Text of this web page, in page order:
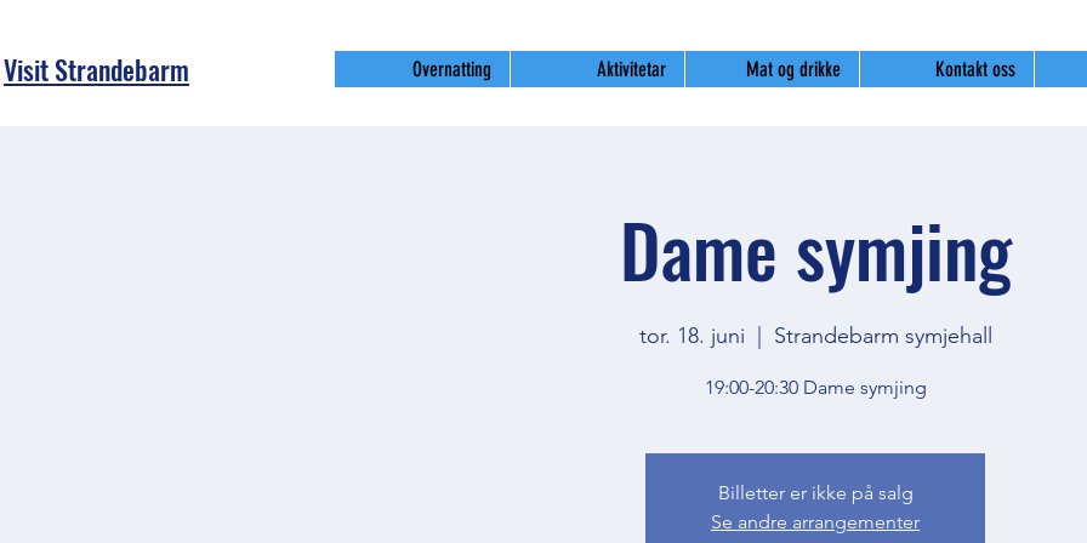
Visit Strandebarm Kontakt oss
Mat og drikke
Aktivitetar
Overnatting
Dame symjing
tor. 18. juni Strandebarm symjehall
Billetter er ikke på salg
Se andre arrangementer